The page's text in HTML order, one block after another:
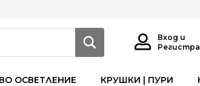
ОСВЕТЛЕНИЕ КРУШКИ | ПУРИ
Вход и